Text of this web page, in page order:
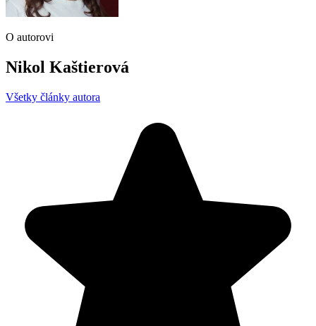
O autorovi
Nikol Kaštierová
Všetky články autora